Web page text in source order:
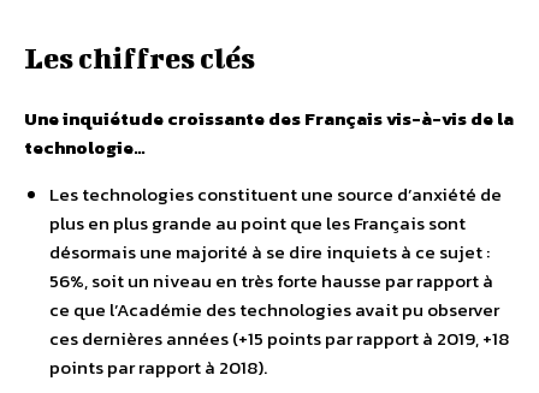
Les chiffres clés
Une inquiétude croissante des Français vis-à-vis de la
technologie…
Les technologies constituent une source d’anxiété de
plus en plus grande au point que les Français sont
désormais une majorité à se dire inquiets à ce sujet :
56%, soit un niveau en très forte hausse par rapport à
ce que l’Académie des technologies avait pu observer
ces dernières années (+15 points par rapport à 2019, +18
points par rapport à 2018).